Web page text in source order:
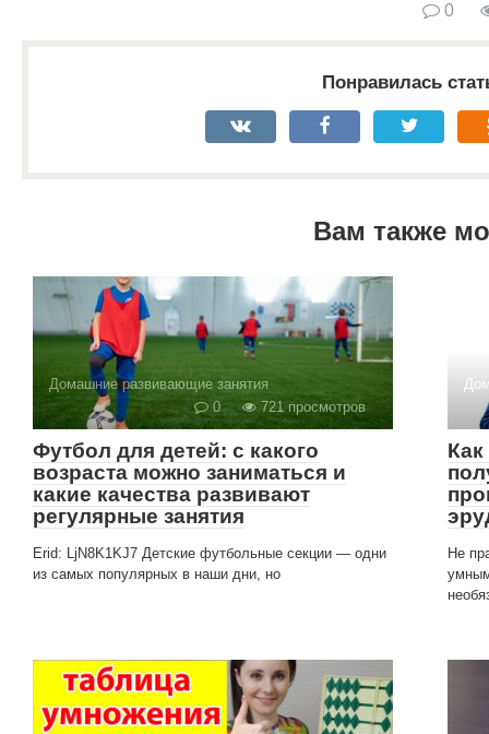
0
Понравилась
Вам также
Домашние развивающие занятия
0
721 просмотров
Футбол для детей: с какого
возраста можно заниматься и
какие качества развивают
регулярные занятия
Erid: LjN8K1KJ7 Детские футбольные секции — одни
из самых популярных в наши дни, но
Не